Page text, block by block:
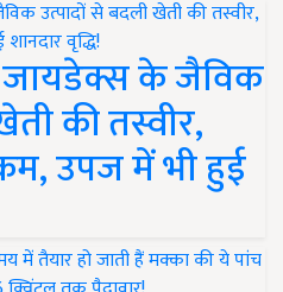
जायडेक्स के जैविक
की तस्वीर,
उपज में भी हुई